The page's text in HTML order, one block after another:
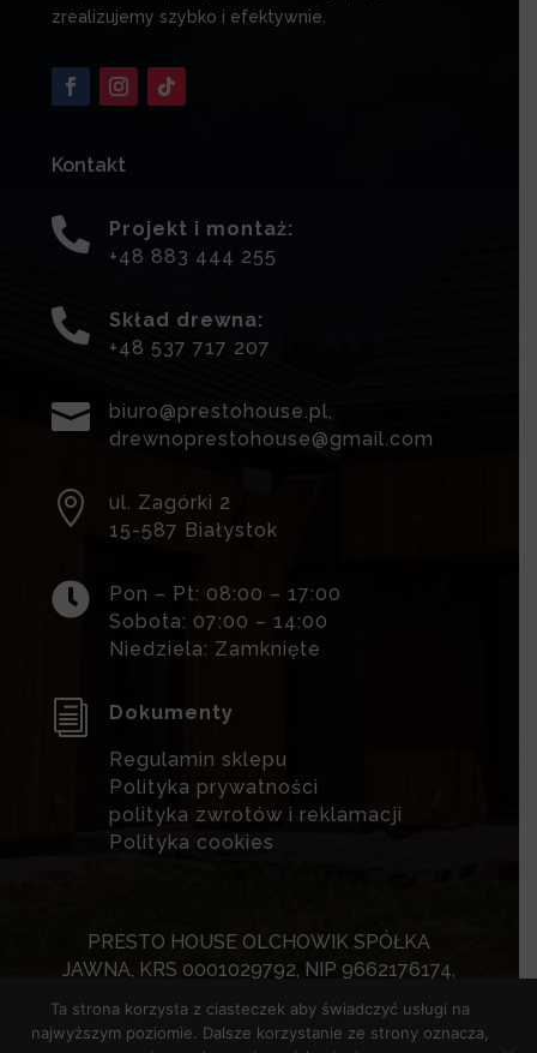
zrealizujemy szybko i efektywnie.
Kontakt

Projekt i montaż:
+48 883 444 255

Skład drewna:
+48 537 717 207
 biuro@prestohouse.pl,
drewnoprestohouse@gmail.com

ul. Zagórki 2
15-587 Białystok

Pon – Pt: 08:00 – 17:00
Sobota: 07:00 – 14:00
Niedziela: Zamknięte
i Dokumenty
Regulamin sklepu
Polityka prywatności
polityka zwrotów i reklamacji
Polityka cookies
PRESTO HOUSE OLCHOWIK SPÓŁKA
JAWNA, KRS 0001029792, NIP 9662176174,
REGON 524986700, , sąd rejestrowy: Sąd
Rejonowy w
Ta strona korzysta z ciasteczek aby świadczyć usługi na
najwyższym poziomie. Dalsze korzystanie ze strony oznacza,